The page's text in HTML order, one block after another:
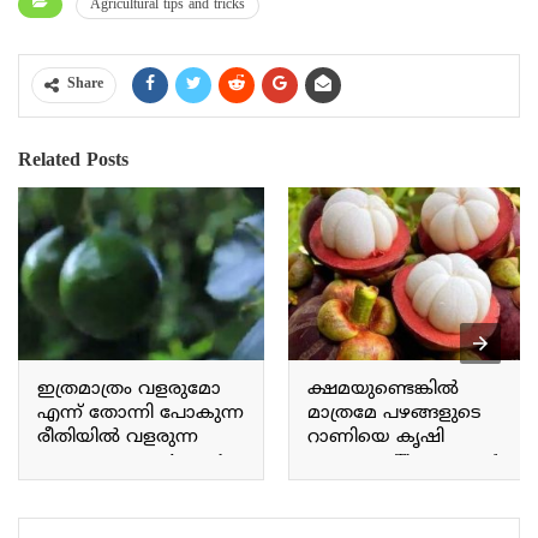
Agricultural tips and tricks
Share
Related Posts
ഇത്രമാത്രം വളരുമോ
എന്ന് തോന്നി പോകുന്ന
രീതിയിൽ വളരുന്ന
അവക്കാഡോ Avocado
grows in a way that makes
ക്ഷമയുണ്ടെങ്കിൽ
മാത്രമേ പഴങ്ങളുടെ
റാണിയെ കൃഷി
ചെയ്യാവൂ The queen of
fruits can only be